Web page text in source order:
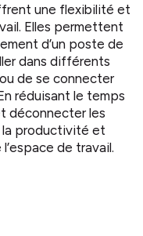
une flexibilité et
Elles permettent
d’un poste de
dans différents
de se connecter
réduisant le temps
déconnecter les
la productivité et
de travail.